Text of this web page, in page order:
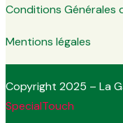
Conditions Générales
Mentions légales
Copyright 2025 – La
SpecialTouch